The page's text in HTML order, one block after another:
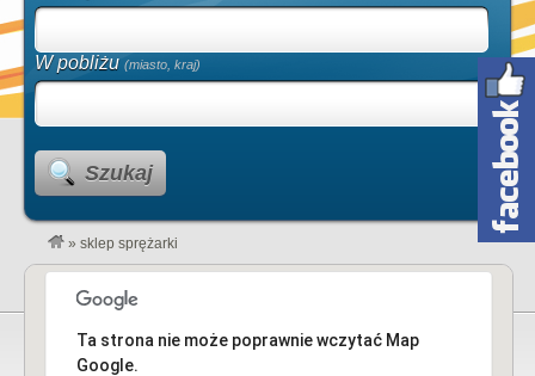
W pobliżu (miasto, kraj)
Szukaj
» sklep sprężarki
Ta strona nie może poprawnie wczytać Map
Google.